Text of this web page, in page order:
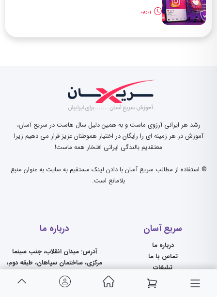
رشد هر ایرانی آرزوی ماست و به همین دلیل سال هاست در سریع آسان،
آموزش در هر زمینه ای را رایگان در اختیار هموطنان عزیز قرار می دهیم زیرا
معتقدیم بالندگی ایرانی افتخار همه ماست!
© استفاده از مطالب سریع آسان با دادن لینک مستقیم به سایت به عنوان منبع
بلامانع است.
سریع آسان
درباره ما
تماس با ما
تبلیغات
تدریس در سریع آسان
درباره ما
آدرس: میدان انقلاب، جنب سینما
مرکزی، ساختمان سپاهان، طبقه دوم،
واحد 3